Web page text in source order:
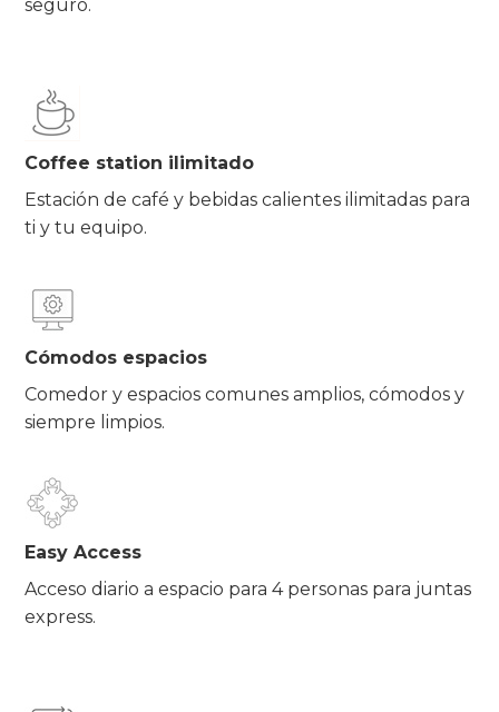
seguro.
Coffee station ilimitado
​Estación de café y bebidas calientes ilimitadas para
ti y tu equipo.​
Cómodos espacios
Comedor y espacios comunes amplios, cómodos y
siempre limpios.
Easy Access
Acceso diario a espacio para 4 personas para juntas
express.